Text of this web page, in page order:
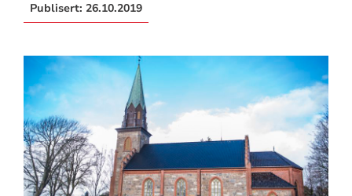
Publisert: 26.10.2019